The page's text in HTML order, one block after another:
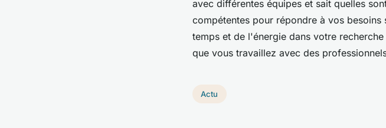
avec différentes équipes et sait quelles
compétentes pour répondre à vos
temps et de l'énergie dans votre
que vous travaillez avec des
Actu